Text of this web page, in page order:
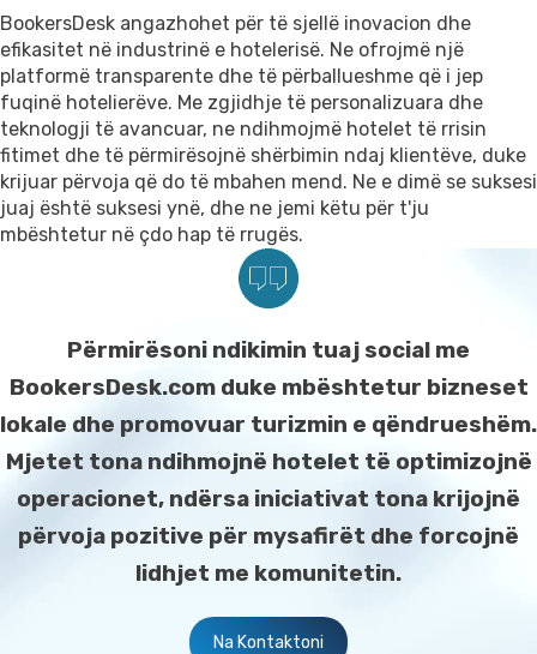
Na Kontaktoni
Mbështetje
BookersDesk angazhohet për të sjellë inovacion dhe
efikasitet në industrinë e hotelerisë. Ne ofrojmë një
platformë transparente dhe të përballueshme që i jep
fuqinë hotelierëve. Me zgjidhje të personalizuara dhe
teknologji të avancuar, ne ndihmojmë hotelet të rrisin
fitimet dhe të përmirësojnë shërbimin ndaj klientëve, duke
krijuar përvoja që do të mbahen mend. Ne e dimë se suksesi
juaj është suksesi ynë, dhe ne jemi këtu për t'ju
mbështetur në çdo hap të rrugës.
Përmirësoni ndikimin tuaj social me
BookersDesk.com duke mbështetur bizneset
lokale dhe promovuar turizmin e qëndrueshëm.
Mjetet tona ndihmojnë hotelet të optimizojnë
operacionet, ndërsa iniciativat tona krijojnë
përvoja pozitive për mysafirët dhe forcojnë
lidhjet me komunitetin.
Na Kontaktoni